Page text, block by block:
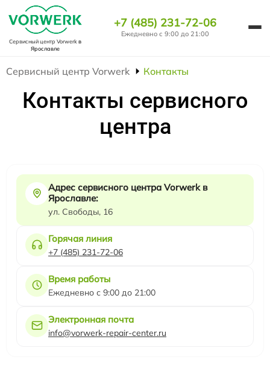
Сервисный центр Vorwerkв
Ярославле
+7 (485) 231-72-06
Ежедневно с 9:00 до 21:00
Сервисный центр Vorwerk Контакты
Контакты сервисного
центра
Адрес сервисного центра Vorwerk в
Ярославле:
ул. Свободы, 16
Горячая линия
+7 (485) 231-72-06
Время работы
Ежедневно с 9:00 до 21:00
Электронная почта
info@vorwerk-repair-center.ru